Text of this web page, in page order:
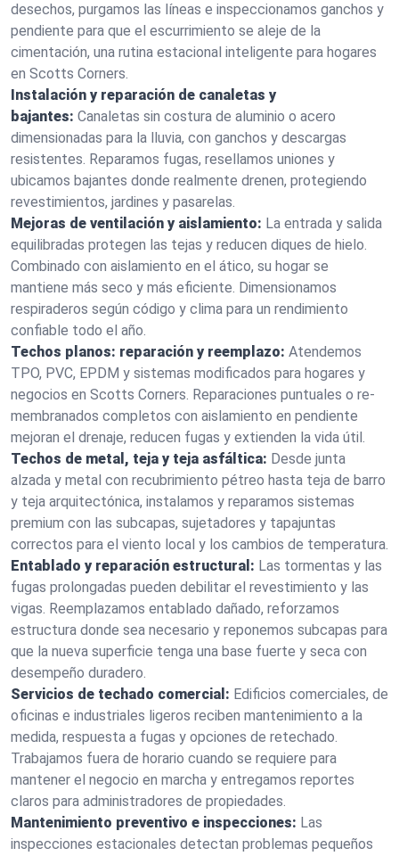
desechos, purgamos las líneas e inspeccionamos ganchos y
pendiente para que el escurrimiento se aleje de la
cimentación, una rutina estacional inteligente para hogares
en Scotts Corners.
Instalación y reparación de canaletas y
bajantes: Canaletas sin costura de aluminio o acero
dimensionadas para la lluvia, con ganchos y descargas
resistentes. Reparamos fugas, resellamos uniones y
ubicamos bajantes donde realmente drenen, protegiendo
revestimientos, jardines y pasarelas.
Mejoras de ventilación y aislamiento: La entrada y salida
equilibradas protegen las tejas y reducen diques de hielo.
Combinado con aislamiento en el ático, su hogar se
mantiene más seco y más eficiente. Dimensionamos
respiraderos según código y clima para un rendimiento
confiable todo el año.
Techos planos: reparación y reemplazo: Atendemos
TPO, PVC, EPDM y sistemas modificados para hogares y
negocios en Scotts Corners. Reparaciones puntuales o re-
membranados completos con aislamiento en pendiente
mejoran el drenaje, reducen fugas y extienden la vida útil.
Techos de metal, teja y teja asfáltica: Desde junta
alzada y metal con recubrimiento pétreo hasta teja de barro
y teja arquitectónica, instalamos y reparamos sistemas
premium con las subcapas, sujetadores y tapajuntas
correctos para el viento local y los cambios de temperatura.
Entablado y reparación estructural: Las tormentas y las
fugas prolongadas pueden debilitar el revestimiento y las
vigas. Reemplazamos entablado dañado, reforzamos
estructura donde sea necesario y reponemos subcapas para
que la nueva superficie tenga una base fuerte y seca con
desempeño duradero.
Servicios de techado comercial: Edificios comerciales, de
oficinas e industriales ligeros reciben mantenimiento a la
medida, respuesta a fugas y opciones de retechado.
Trabajamos fuera de horario cuando se requiere para
mantener el negocio en marcha y entregamos reportes
claros para administradores de propiedades.
Mantenimiento preventivo e inspecciones: Las
inspecciones estacionales detectan problemas pequeños